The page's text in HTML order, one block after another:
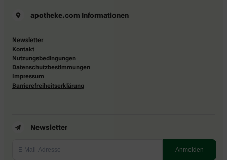
apotheke.com Informationen
Newsletter
Kontakt
Nutzungsbedingungen
Datenschutzbestimmungen
Impressum
Barrierefreiheitserklärung
Newsletter